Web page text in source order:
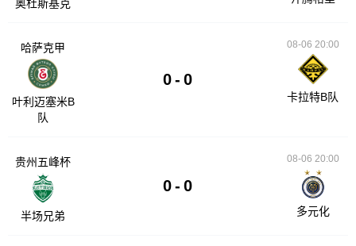
奥杜斯基克
哈萨克甲
叶利迈塞米B
队
0 - 0
08-06 20:00
卡拉特B队
贵州五峰杯
半场兄弟
0 - 0
08-06 20:00
多元化